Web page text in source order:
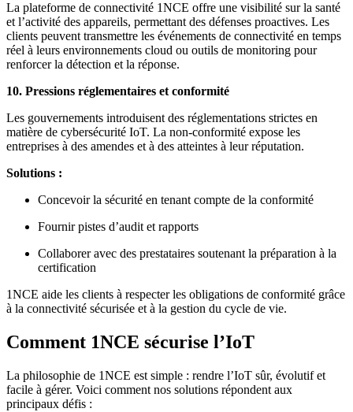
La plateforme de connectivité 1NCE offre une visibilité sur la santé
et l’activité des appareils, permettant des défenses proactives. Les
clients peuvent transmettre les événements de connectivité en temps
réel à leurs environnements cloud ou outils de monitoring pour
renforcer la détection et la réponse.
10. Pressions réglementaires et conformité
Les gouvernements introduisent des réglementations strictes en
matière de cybersécurité IoT. La non-conformité expose les
entreprises à des amendes et à des atteintes à leur réputation.
Solutions :
Concevoir la sécurité en tenant compte de la conformité
Fournir pistes d’audit et rapports
Collaborer avec des prestataires soutenant la préparation à la
certification
1NCE aide les clients à respecter les obligations de conformité grâce
à la connectivité sécurisée et à la gestion du cycle de vie.
Comment 1NCE sécurise l’IoT
La philosophie de 1NCE est simple : rendre l’IoT sûr, évolutif et
facile à gérer. Voici comment nos solutions répondent aux
principaux défis :